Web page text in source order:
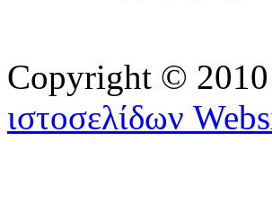
Copyright ©
ιστοσελίδων